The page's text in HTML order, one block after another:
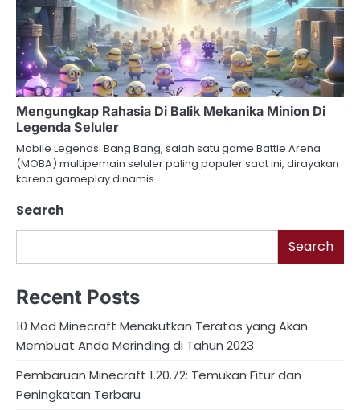
Mengungkap Rahasia Di Balik Mekanika Minion Di
Legenda Seluler
Mobile Legends: Bang Bang, salah satu game Battle Arena
(MOBA) multipemain seluler paling populer saat ini, dirayakan
karena gameplay dinamis…
Search
Search
Recent Posts
10 Mod Minecraft Menakutkan Teratas yang Akan
Membuat Anda Merinding di Tahun 2023
Pembaruan Minecraft 1.20.72: Temukan Fitur dan
Peningkatan Terbaru